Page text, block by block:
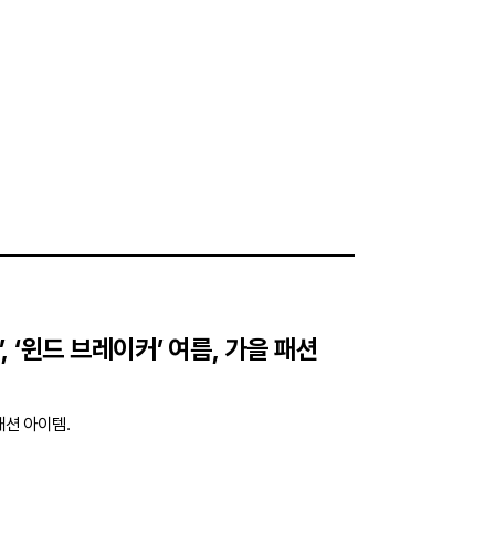
‘윈드 브레이커’ 여름, 가을 패션
아이템.